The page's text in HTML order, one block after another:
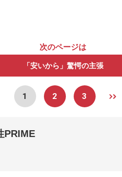
次のページは
「安いから」驚愕の主張
1 2 3
PRIME